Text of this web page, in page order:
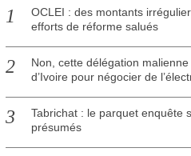
2
0
OCLEI : des montants
efforts de réforme salués
Non, cette délégation
d’Ivoire pour négocier de
Tabrichat : le parquet enquête
présumés